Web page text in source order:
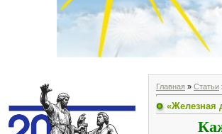
Главная » Статьи
«Железная